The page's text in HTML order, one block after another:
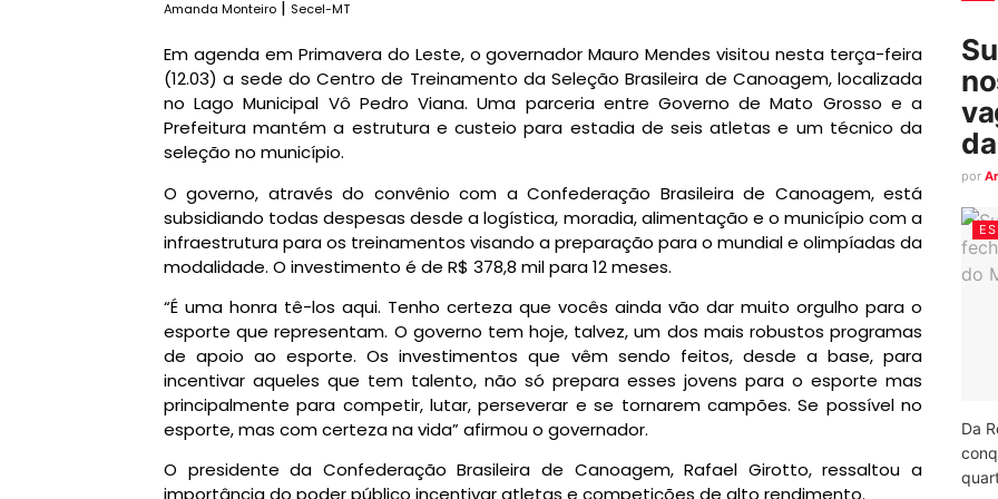
Amanda Monteiro | Secel-MT
Em agenda em Primavera do Leste, o governador Mauro Mendes visitou nesta terça-feira
(12.03) a sede do Centro de Treinamento da Seleção Brasileira de Canoagem, localizada
no Lago Municipal Vô Pedro Viana. Uma parceria entre Governo de Mato Grosso e a
Prefeitura mantém a estrutura e custeio para estadia de seis atletas e um técnico da
seleção no município.
O governo, através do convênio com a Confederação Brasileira de Canoagem, está
subsidiando todas despesas desde a logística, moradia, alimentação e o município com a
infraestrutura para os treinamentos visando a preparação para o mundial e olimpíadas da
modalidade. O investimento é de R$ 378,8 mil para 12 meses.
“É uma honra tê-los aqui. Tenho certeza que vocês ainda vão dar muito orgulho para o
esporte que representam. O governo tem hoje, talvez, um dos mais robustos programas
de apoio ao esporte. Os investimentos que vêm sendo feitos, desde a base, para
incentivar aqueles que tem talento, não só prepara esses jovens para o esporte mas
principalmente para competir, lutar, perseverar e se tornarem campões. Se possível no
esporte, mas com certeza na vida” afirmou o governador.
O presidente da Confederação Brasileira de Canoagem, Rafael Girotto, ressaltou a
por
Da